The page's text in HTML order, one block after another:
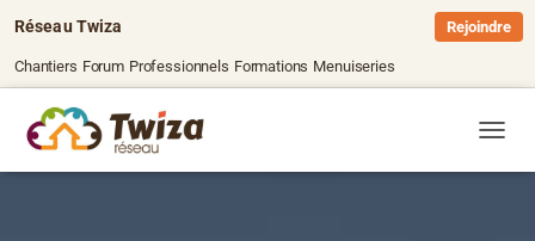
Réseau Twiza
Chantiers Forum Professionnels Formations Menuiseries
Rejoindre